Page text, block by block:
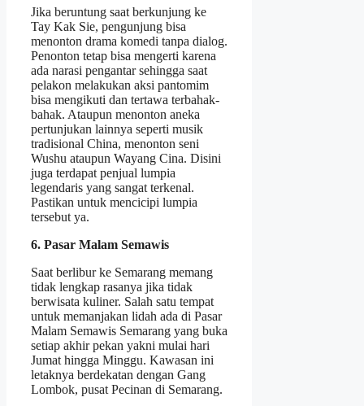
Jika beruntung saat berkunjung ke
Tay Kak Sie, pengunjung bisa
menonton drama komedi tanpa dialog.
Penonton tetap bisa mengerti karena
ada narasi pengantar sehingga saat
pelakon melakukan aksi pantomim
bisa mengikuti dan tertawa terbahak-
bahak. Ataupun menonton aneka
pertunjukan lainnya seperti musik
tradisional China, menonton seni
Wushu ataupun Wayang Cina. Disini
juga terdapat penjual lumpia
legendaris yang sangat terkenal.
Pastikan untuk mencicipi lumpia
tersebut ya.
6. Pasar Malam Semawis
Saat berlibur ke Semarang memang
tidak lengkap rasanya jika tidak
berwisata kuliner. Salah satu tempat
untuk memanjakan lidah ada di Pasar
Malam Semawis Semarang yang buka
setiap akhir pekan yakni mulai hari
Jumat hingga Minggu. Kawasan ini
letaknya berdekatan dengan Gang
Lombok, pusat Pecinan di Semarang.